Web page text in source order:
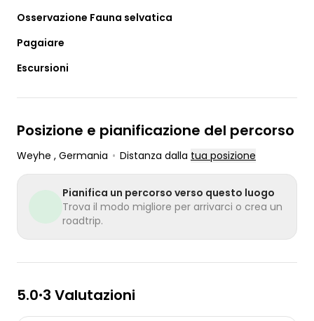
Osservazione Fauna selvatica
Pagaiare
Escursioni
Posizione e pianificazione del percorso
Weyhe , Germania • Distanza dalla tua posizione
Pianifica un percorso verso questo luogo
Trova il modo migliore per arrivarci o crea un
roadtrip.
5.0•3 Valutazioni